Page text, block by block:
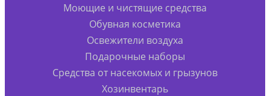
Моющие и чистящие средства
Обувная косметика
Освежители воздуха
Подарочные наборы
Средства от насекомых и грызунов
Хозинвентарь